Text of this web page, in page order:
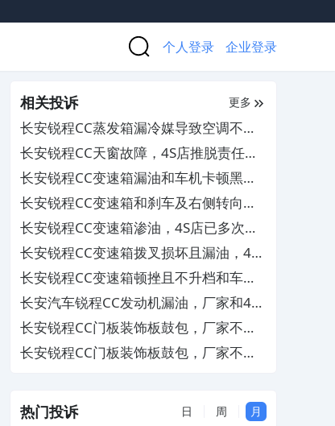
个人登录 企业登录
相关投诉 更多
长安锐程CC蒸发箱漏冷媒导致空调不制
冷，厂家拖拉不给处理
长安锐程CC天窗故障，4S店推脱责任不
处理其服务态度恶劣
长安锐程CC变速箱漏油和车机卡顿黑屏
及底盘有问题，厂家不作为不给解决
长安锐程CC变速箱和刹车及右侧转向灯
出现故障，4S店不予解决其售后服务态
度差
长安锐程CC变速箱渗油，4S店已多次维
修但问题依旧存在
长安锐程CC变速箱拨叉损坏且漏油，4S
店却拖延维修
长安锐程CC变速箱顿挫且不升档和车机
卡顿死机，4S店无法给予有效解决
长安汽车锐程CC发动机漏油，厂家和4S
店售后却相互推脱不予处理
长安锐程CC门板装饰板鼓包，厂家不重
视不解决
长安锐程CC门板装饰板鼓包，厂家不重
热门投诉 日 周 月